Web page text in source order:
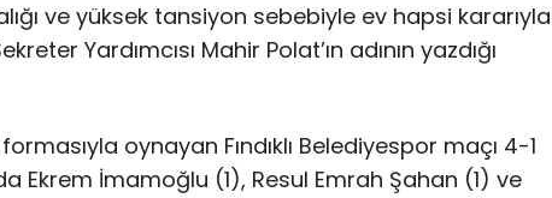
ve yüksek tansiyon sebebiyle ev hapsi kararıyla
Yardımcısı Mahir Polat’ın adının yazdığı
oynayan Fındıklı Belediyespor maçı 4-1
Ekrem İmamoğlu (1), Resul Emrah Şahan (1) ve